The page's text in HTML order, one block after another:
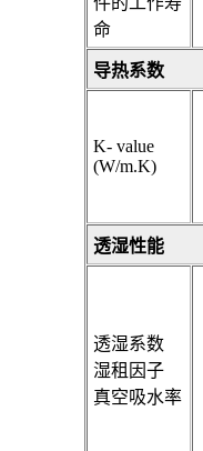
命
导热系数
K- value
(W/m.K)
透湿性能
透湿系数
湿租因子
真空吸水率